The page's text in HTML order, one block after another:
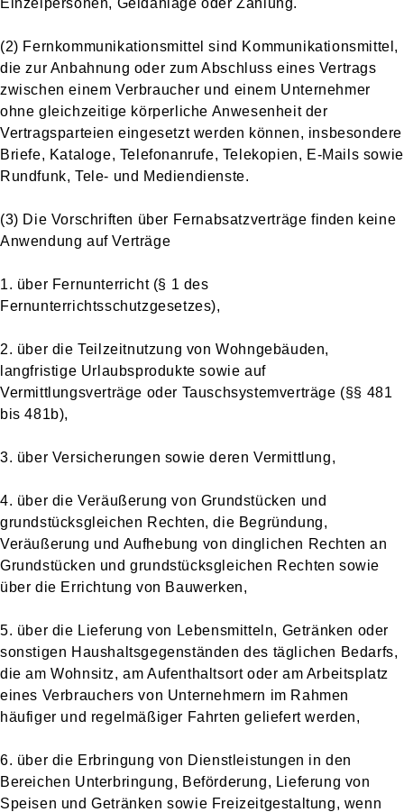
Einzelpersonen, Geldanlage oder Zahlung.
(2) Fernkommunikationsmittel sind Kommunikationsmittel,
die zur Anbahnung oder zum Abschluss eines Vertrags
zwischen einem Verbraucher und einem Unternehmer
ohne gleichzeitige körperliche Anwesenheit der
Vertragsparteien eingesetzt werden können, insbesondere
Briefe, Kataloge, Telefonanrufe, Telekopien, E-Mails sowie
Rundfunk, Tele- und Mediendienste.
(3) Die Vorschriften über Fernabsatzverträge finden keine
Anwendung auf Verträge
1. über Fernunterricht (§ 1 des
Fernunterrichtsschutzgesetzes),
2. über die Teilzeitnutzung von Wohngebäuden,
langfristige Urlaubsprodukte sowie auf
Vermittlungsverträge oder Tauschsystemverträge (§§ 481
bis 481b),
3. über Versicherungen sowie deren Vermittlung,
4. über die Veräußerung von Grundstücken und
grundstücksgleichen Rechten, die Begründung,
Veräußerung und Aufhebung von dinglichen Rechten an
Grundstücken und grundstücksgleichen Rechten sowie
über die Errichtung von Bauwerken,
5. über die Lieferung von Lebensmitteln, Getränken oder
sonstigen Haushaltsgegenständen des täglichen Bedarfs,
die am Wohnsitz, am Aufenthaltsort oder am Arbeitsplatz
eines Verbrauchers von Unternehmern im Rahmen
häufiger und regelmäßiger Fahrten geliefert werden,
6. über die Erbringung von Dienstleistungen in den
Bereichen Unterbringung, Beförderung, Lieferung von
Speisen und Getränken sowie Freizeitgestaltung, wenn